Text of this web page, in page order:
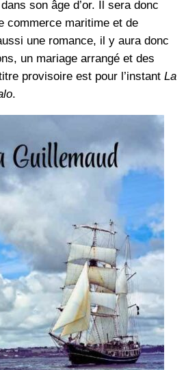
son âge d’or. Il sera donc
commerce maritime et de
une romance, il y aura donc
un mariage arrangé et des
provisoire est pour l’instant La
.